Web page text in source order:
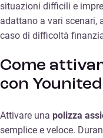
situazioni difficili e
adattano a vari scenari,
caso di difficoltà
Come
con
Attivare una polizza
semplice e veloce.